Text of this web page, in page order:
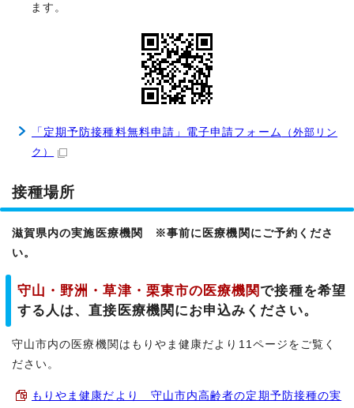
ます。
「定期予防接種料無料申請」電子申請フォーム
（外部リン
ク）
接種場所
滋賀県内の実施医療機関 ※事前に医療機関にご予約くださ
い。
守山・野洲・草津・栗東市の医療機関で接種を希望
する人は、直接医療機関にお申込みください。
守山市内の医療機関はもりやま健康だより11ページをご覧く
ださい。
もりやま健康だより 守山市内高齢者の定期予防接種の実